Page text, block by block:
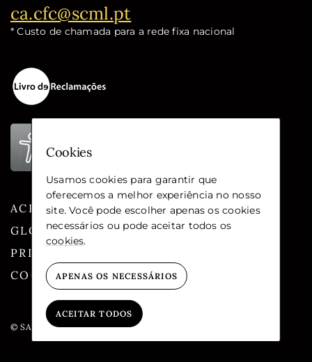
Email:
ca.cfc@scml.pt
* Custo de chamada para a rede fixa nacional
ACESSIBILIDADE
GLOSSÁRIO
PRIVACIDADE
COOKIES
© SANTA CASA DA MISERICÓRDIA DE LISBOA
Cookies
Usamos cookies para garantir que
oferecemos a melhor experiência no nosso
site. Você pode escolher apenas os cookies
necessários ou pode aceitar todos os
cookies.
APENAS OS NECESSÁRIOS
ACEITAR TODOS